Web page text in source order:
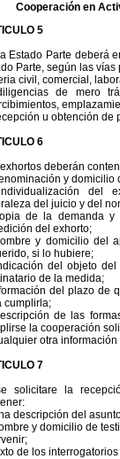
Cooperación en
5
Estado Parte deberá
Parte, según las
civil, comercial,
de mero
u obtención de
6
deberán
y domicilio
del
del juicio y del
de la demanda y
del exhorto;
y domicilio del
si lo hubiere;
del objeto
de la medida;
del plazo de
cumplirla;
de las
la cooperación
otra
7
solicitare la
descripción del
y domicilio de
de los